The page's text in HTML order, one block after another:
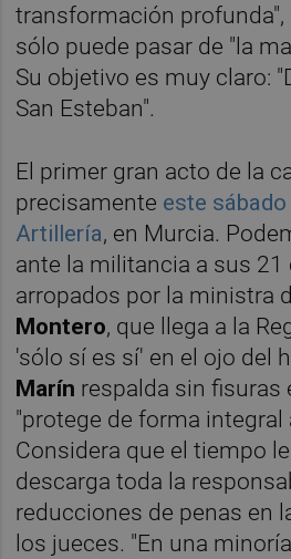
transformación profunda",
sólo puede pasar de "la
Su objetivo es muy claro:
San Esteban".
El primer gran acto de la
precisamente este
Artillería, en Murcia.
ante la militancia a sus
arropados por la ministra
Montero, que llega a la
'sólo sí es sí' en el ojo del
Marín respalda sin fisuras
"protege de forma integral
Considera que el tiempo
descarga toda la
reducciones de penas en
los jueces. "En una